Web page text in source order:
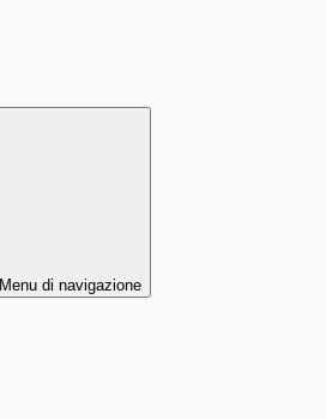
Menu di navigazione